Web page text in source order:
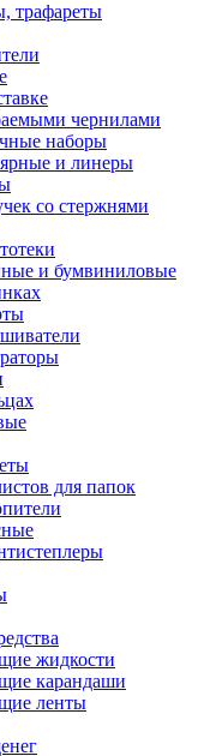
трафареты
чернилами
наборы
и линеры
со стержнями
и бумвиниловые
для папок
жидкости
карандаши
ленты